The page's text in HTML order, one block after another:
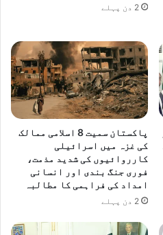
2 دن پہلے
پاکستان سمیت 8 اسلامی ممالک
کی غزہ میں اسرائیلی
کارروائیوں کی شدید مذمت،
فوری جنگ بندی اور انسانی
امداد کی فراہمی کا مطالبہ
2 دن پہلے